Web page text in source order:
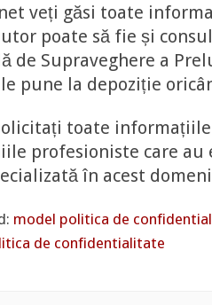
veți găsi toate
poate să fie și
de Supraveghere a
pune la depoziție
toate informațiile
profesioniste care au
în acest
model politica de
de confidentialitate